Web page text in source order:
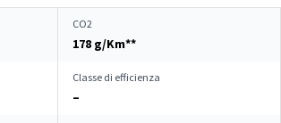
CO2
178 g/Km**
Classe di efficienza
–